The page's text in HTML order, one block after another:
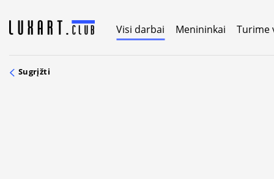
content
Visi darbai Menininkai Turime
Sugrįžti